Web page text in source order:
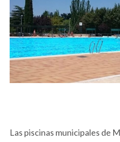
Las piscinas municipales de